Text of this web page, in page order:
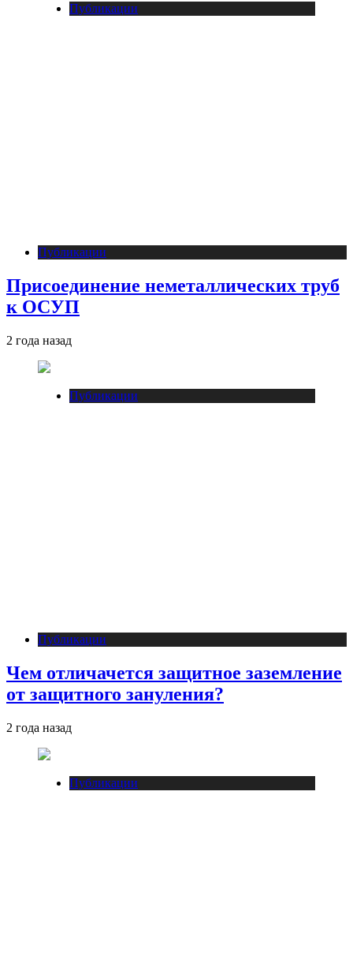
Публикации
Публикации
Присоединение неметаллических труб
к ОСУП
2 года назад
Публикации
Публикации
Чем отличачется защитное заземление
от защитного зануления?
2 года назад
Публикации